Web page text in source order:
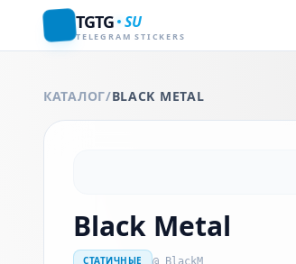
TGTG SU
TELEGRAM STICKERS
КАТАЛОГ/BLACK METAL
Black Metal
СТАТИЧНЫЕ @ BlackM